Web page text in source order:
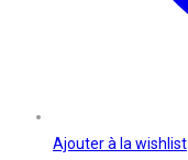
Ajouter à la wishlist